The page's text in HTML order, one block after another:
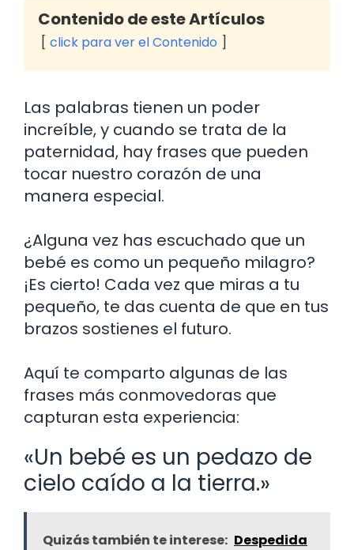
Contenido de este Artículos
click para ver el Contenido
Las palabras tienen un poder
increíble, y cuando se trata de la
paternidad, hay frases que pueden
tocar nuestro corazón de una
manera especial.
¿Alguna vez has escuchado que un
bebé es como un pequeño milagro?
¡Es cierto! Cada vez que miras a tu
pequeño, te das cuenta de que en tus
brazos sostienes el futuro.
Aquí te comparto algunas de las
frases más conmovedoras que
capturan esta experiencia:
«Un bebé es un pedazo de
cielo caído a la tierra.»
Quizás también te interese: Despedida